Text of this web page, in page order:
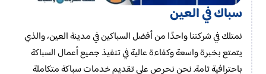
سباك في العين
نمتلك في شركتنا واحدًا من أفضل السباكين في مدينة العين، والذي
يتمتع بخبرة واسعة وكفاءة عالية في تنفيذ جميع أعمال السباكة
باحترافية تامة. نحن نحرص على تقديم خدمات سباكة متكاملة